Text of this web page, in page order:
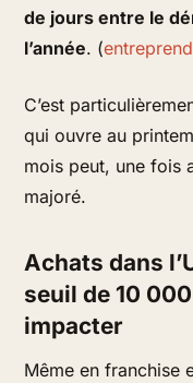
de jours entre le
l’année. (
C’est
qui ouvre au
mois peut, une fois
majoré.
Achats dans
seuil de 10
impacter
Même en franchise